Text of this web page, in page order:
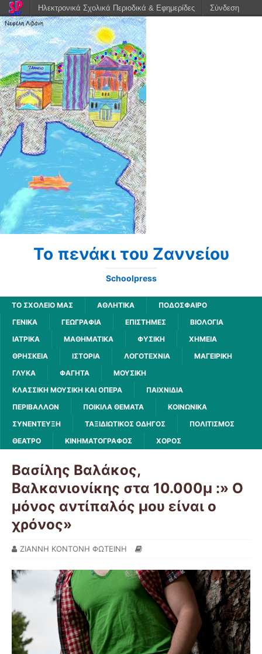
Το πενάκι του Ζαννείου
Schoolpress
ΤΟ ΣΧΟΛΕΙΟ ΜΑΣ ΑΘΛΗΤΙΚΆ
ΠΟΔΌΣΦΑΙΡΟ
ΓΕΝΙΚΆ
ΓΕΩΓΡΑΦΊΑ ΕΠΙΣΤΉΜΕΣ
ΒΙΟΛΟΓΊΑ
ΙΑΤΡΙΚΆ
ΜΑΘΗΜΑΤΙΚΆ ΦΥΣΙΚΉ
ΧΗΜΕΊΑ
ΘΡΗΣΚΕΊΑ
ΙΣΤΟΡΊΑ ΛΟΓΟΤΕΧΝΊΑ
ΜΑΓΕΙΡΙΚΉ
ΓΛΥΚΆ
ΦΑΓΗΤΆ
ΜΟΥΣΙΚΉ
ΚΛΑΣΣΙΚΉ ΜΟΥΣΙΚΉ ΚΑΙ ΌΠΕΡΑ
ΠΑΙΧΝΊΔΙΑ
ΠΕΡΙΒΆΛΛΟΝ
ΠΟΙΚΊΛΑ ΘΈΜΑΤΑ
ΚΟΙΝΩΝΙΚΆ
ΣΥΝΈΝΤΕΥΞΗ
ΤΑΞΙΔΙΩΤΙΚΌΣ ΟΔΗΓΌΣ
ΠΟΛΙΤΙΣΜΌΣ
ΘΈΑΤΡΟ
ΚΙΝΗΜΑΤΟΓΡΆΦΟΣ ΧΟΡΌΣ
Βασίλης Βαλάκος,
Βαλκανιονίκης στα 10.000μ :» Ο
μόνος αντίπαλός μου είναι ο
χρόνος»
ΖΙΑΝΝΗ ΚΟΝΤΟΝΗ ΦΩΤΕΙΝΗ
Ηλεκτρονικά Σχολικά Περιοδικά & Εφημερίδες Σύνδεση